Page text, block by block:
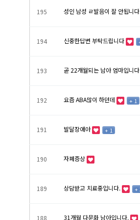
195 성인 남성 ㄹ발음이 잘 안됩니
194 신중한답변 부탁드립니다
193 곧 22개월되는 남아 엄마입니다
192 요즘 ABA많이 하던데 + 1
191 발달장애아 + 1
190 자폐증상
189 상담받고 치료중입니다. +
188 31개월 다문화 남아입니다.